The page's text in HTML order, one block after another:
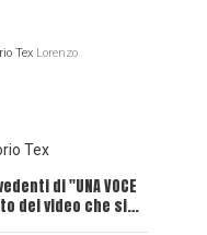
Tex Lorenzo
Tex
di "UNA VOCE
dei video che si…